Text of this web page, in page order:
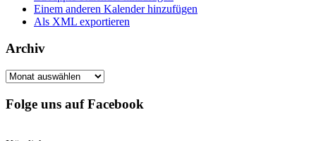
Einem anderen Kalender hinzufügen
Als XML exportieren
Archiv
Archiv
Folge uns auf Facebook